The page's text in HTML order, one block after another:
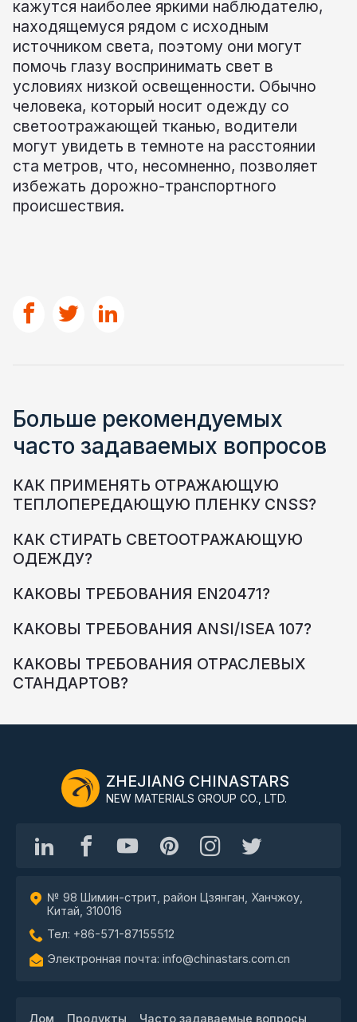
кажутся наиболее яркими наблюдателю,
находящемуся рядом с исходным
источником света, поэтому они могут
помочь глазу воспринимать свет в
условиях низкой освещенности. Обычно
человека, который носит одежду со
светоотражающей тканью, водители
могут увидеть в темноте на расстоянии
ста метров, что, несомненно, позволяет
избежать дорожно-транспортного
происшествия.
Больше рекомендуемых
часто задаваемых вопросов
КАК ПРИМЕНЯТЬ ОТРАЖАЮЩУЮ
ТЕПЛОПЕРЕДАЮЩУЮ ПЛЕНКУ CNSS?
КАК СТИРАТЬ СВЕТООТРАЖАЮЩУЮ
ОДЕЖДУ?
КАКОВЫ ТРЕБОВАНИЯ EN20471?
КАКОВЫ ТРЕБОВАНИЯ ANSI/ISEA 107?
КАКОВЫ ТРЕБОВАНИЯ ОТРАСЛЕВЫХ
СТАНДАРТОВ?
ZHEJIANG CHINASTARS
NEW MATERIALS GROUP CO., LTD.
№ 98 Шимин-стрит, район Цзянган, Ханчжоу,
Китай, 310016
Тел: +86-571-87155512
Электронная почта: info@chinastars.com.cn
Дом Продукты Часто задаваемые вопросы